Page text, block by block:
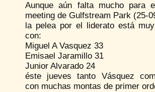
Aunque aún falta mucho para
meeting de Gulfstream Park (25-
la pelea por el liderato está
con:
Miguel A Vasquez 33
Emisael Jaramillo 31
Junior Alvarado 24
éste jueves tanto Vásquez
con muchas montas de primer